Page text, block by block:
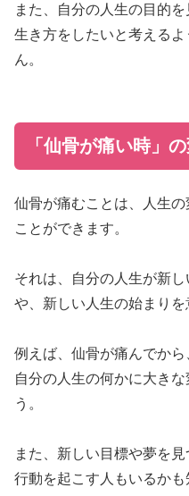
また、自分の人生の目的
生き方をしたいと考える
ん。
「仙骨が痛い時」
仙骨が痛むことは、人生
ことができます。
それは、自分の人生が新
や、新しい人生の始まりを
例えば、仙骨が痛んでから
自分の人生の何かに大き
う。
また、新しい目標や夢を
行動を起こす人もいるかも